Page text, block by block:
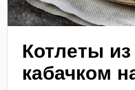
Котлеты
кабачком